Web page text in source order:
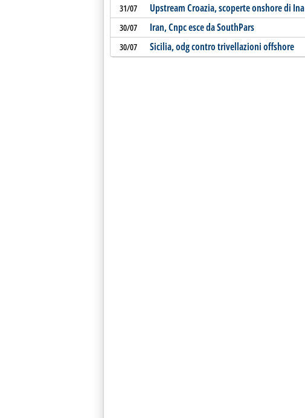
31/07 Upstream Croazia, scoperte onshore di Ina
30/07 Iran, Cnpc esce da SouthPars
30/07 Sicilia, odg contro trivellazioni offshore